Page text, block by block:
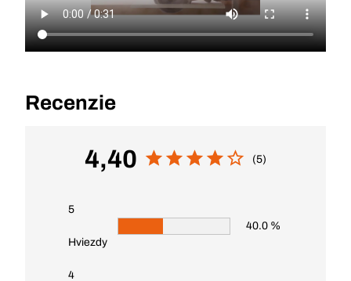
Recenzie
4,40 (5)
5
Hviezdy
40.0 %
4